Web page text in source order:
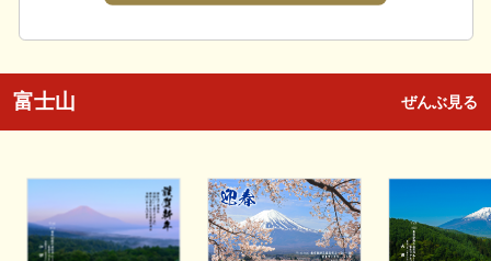
富士山 ぜんぶ見る